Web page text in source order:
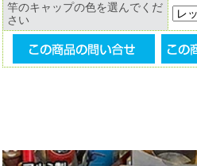
竿のキャップの色を選んでくだ
さい